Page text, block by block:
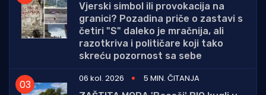
Vjerski simbol ili provokacija na
granici? Pozadina priče o zastavi s
četiri "S" daleko je mračnija, ali
razotkriva i političare koji tako
skreću pozornost sa sebe
06 kol. 2026
5 MIN. ČITANJA